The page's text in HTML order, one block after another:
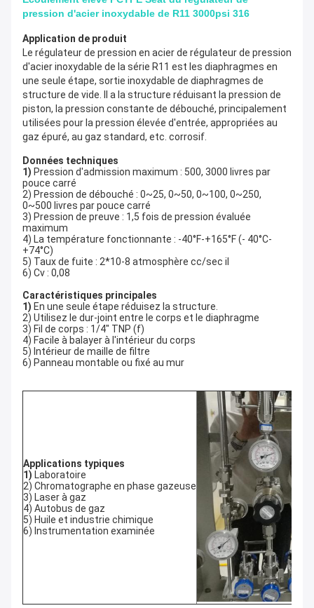
pression d'acier inoxydable de R11 3000psi 316
Application de produit
Le régulateur de pression en acier de régulateur de pression
d'acier inoxydable de la série R11 est les diaphragmes en
une seule étape, sortie inoxydable de diaphragmes de
structure de vide. Il a la structure réduisant la pression de
piston, la pression constante de débouché, principalement
utilisées pour la pression élevée d'entrée, appropriées au
gaz épuré, au gaz standard, etc. corrosif.
Données techniques
1) Pression d'admission maximum : 500, 3000 livres par
pouce carré
2) Pression de débouché : 0~25, 0~50, 0~100, 0~250,
0~500 livres par pouce carré
3) Pression de preuve : 1,5 fois de pression évaluée
maximum
4) La température fonctionnante : -40°F-+165°F (- 40°C-
+74°C)
5) Taux de fuite : 2*10-8 atmosphère cc/sec il
6) Cv : 0,08
Caractéristiques principales
1) En une seule étape réduisez la structure.
2) Utilisez le dur-joint entre le corps et le diaphragme
3) Fil de corps : 1/4" TNP (f)
4) Facile à balayer à l'intérieur du corps
5) Intérieur de maille de filtre
6) Panneau montable ou fixé au mur
Applications typiques
1) Laboratoire
2) Chromatographe en phase gazeuse
3) Laser à gaz
4) Autobus de gaz
5) Huile et industrie chimique
6) Instrumentation examinée